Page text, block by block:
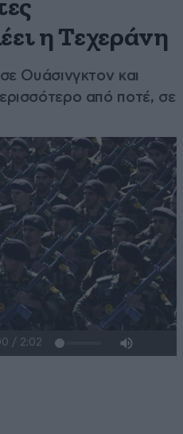
η Τεχεράνη
Ουάσινγκτον και
από ποτέ, σε